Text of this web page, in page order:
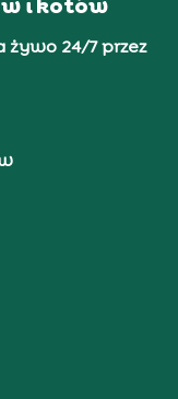
żywo 24/7 przez